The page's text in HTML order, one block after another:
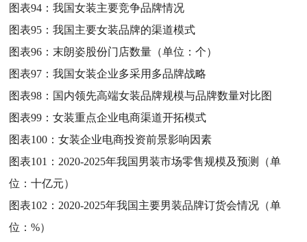
图表94：我国女装主要竞争品牌情况
图表95：我国主要女装品牌的渠道模式
图表96： 末朗姿股份门店数量（单位：个）
图表97：我国女装企业多采用多品牌战略
图表98： 国内领先高端女装品牌规模与品牌数量对比图
图表99：女装重点企业电商渠道开拓模式
图表100：女装企业电商投资前景影响因素
图表101： 2020-2025年我国男装市场零售规模及预测（单
位：十亿元）
图表102： 2020-2025年我国主要男装品牌订货会情况（单
位：%）